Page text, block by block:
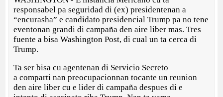
responsabel pa seguridad di (ex) presidentenan a
“encurasha” e candidato presidencial Trump pa no tene
eventonan grandi di campaña den aire liber mas. Tres
fuente a bisa Washington Post, di cual un ta cerca di
Trump.
Ta ser bisa cu agentenan di Servicio Secreto
a comparti nan preocupacionnan tocante un reunion
den aire liber cu e lider di campaña despues di e